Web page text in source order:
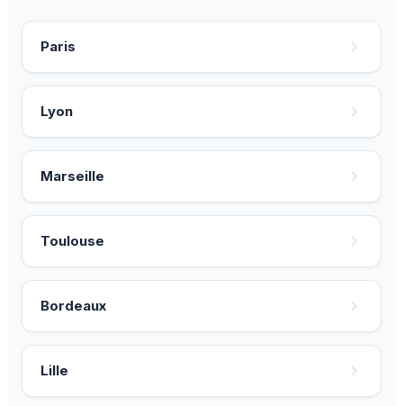
Paris
Lyon
Marseille
Toulouse
Bordeaux
Lille